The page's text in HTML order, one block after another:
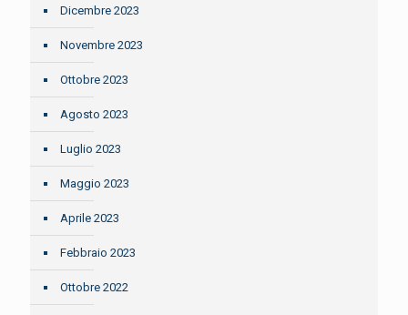
Dicembre 2023
Novembre 2023
Ottobre 2023
Agosto 2023
Luglio 2023
Maggio 2023
Aprile 2023
Febbraio 2023
Ottobre 2022